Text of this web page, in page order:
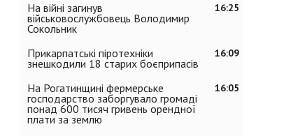
16:25
На війні загинув
військовослужбовець Володимир
Сокольник
16:09
Прикарпатські піротехніки
знешкодили 18 старих боєприпасів
16:05
На Рогатинщині фермерське
господарство заборгувало громаді
понад 600 тисяч гривень орендної
плати за землю